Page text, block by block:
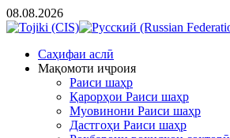
08.08.2026
Cаҳифаи аслӣ
Мақомоти иҷроия
Раиси шаҳр
Қарорҳои Раиси шаҳр
Муовинони Раиси шаҳр
Дастгоҳи Раиси шаҳр